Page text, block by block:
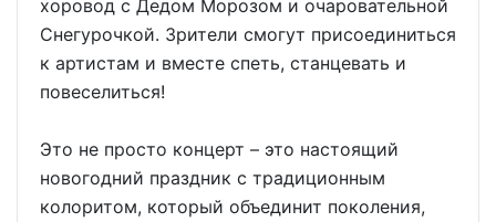
хоровод с Дедом Морозом и очаровательной
Снегурочкой. Зрители смогут присоединиться
к артистам и вместе спеть, станцевать и
повеселиться!
Это не просто концерт – это настоящий
новогодний праздник с традиционным
колоритом, который объединит поколения,